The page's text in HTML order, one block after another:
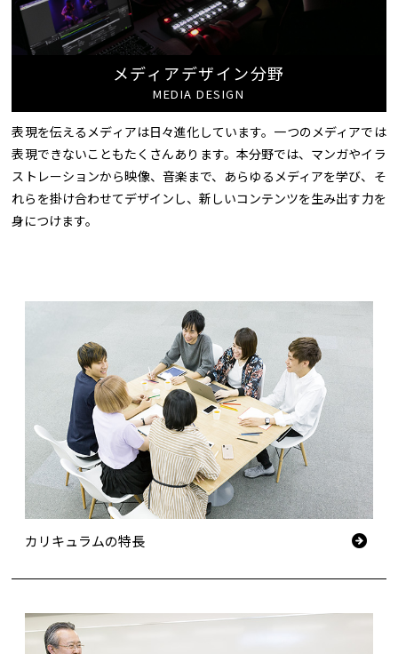
メディアデザイン分野
MEDIA DESIGN
表現を伝えるメディアは日々進化しています。一つのメディアでは
表現できないこともたくさんあります。本分野では、マンガやイラ
ストレーションから映像、音楽まで、あらゆるメディアを学び、そ
れらを掛け合わせてデザインし、新しいコンテンツを生み出す力を
身につけます。
カリキュラムの特長